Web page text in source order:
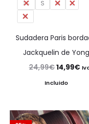
XS S M
L
XL
Sudadera Paris
Jackquelin de Yong
24,99€El
precio
era:
14,99€El
Incluido